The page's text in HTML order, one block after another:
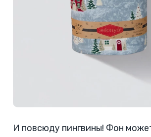
И повсюду пингвины! Фон